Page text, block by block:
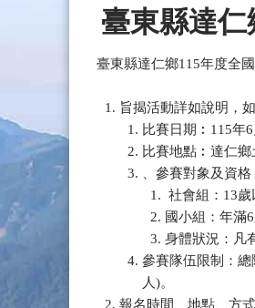
臺東縣達
臺東縣達仁鄉115年度全
旨揭活動詳如說明，如
比賽日期︰115年
比賽地點︰達仁鄉
、參賽對象及資格
社會組：13歲
國小組：年滿
身體狀況：凡
參賽隊伍限制：總
人)。
報名時間、地點、方